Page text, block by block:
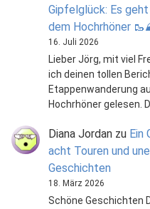
Gipfelglück: Es
dem Hochrhöner
16. Juli 2026
Lieber Jörg, mit viel
ich deinen tollen
Etappenwanderung
Hochrhöner gelesen.
Diana Jordanzu Ein
acht Touren und
Geschichten
18. März 2026
Schöne Geschichten